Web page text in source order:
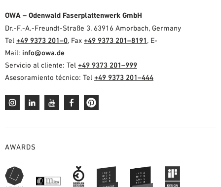
OWA – Odenwald Faserplattenwerk GmbH
Dr.-F.-A.-Freundt-Straße 3, 63916 Amorbach, Germany
Tel +49 9373 201–0, Fax +49 9373 201–8191, E-
Mail: info@owa.de
Servicio al cliente: Tel +49 9373 201–999
Asesoramiento técnico: Tel +49 9373 201–444
AWARDS